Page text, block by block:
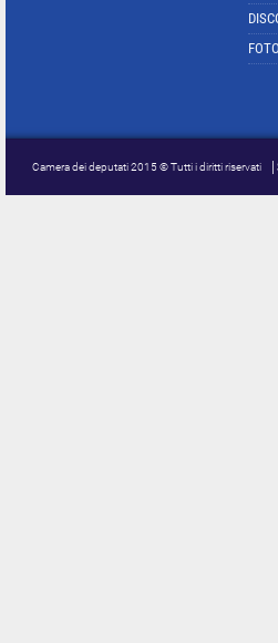
Camera dei deputati 2015 © Tutti i diritti riservati